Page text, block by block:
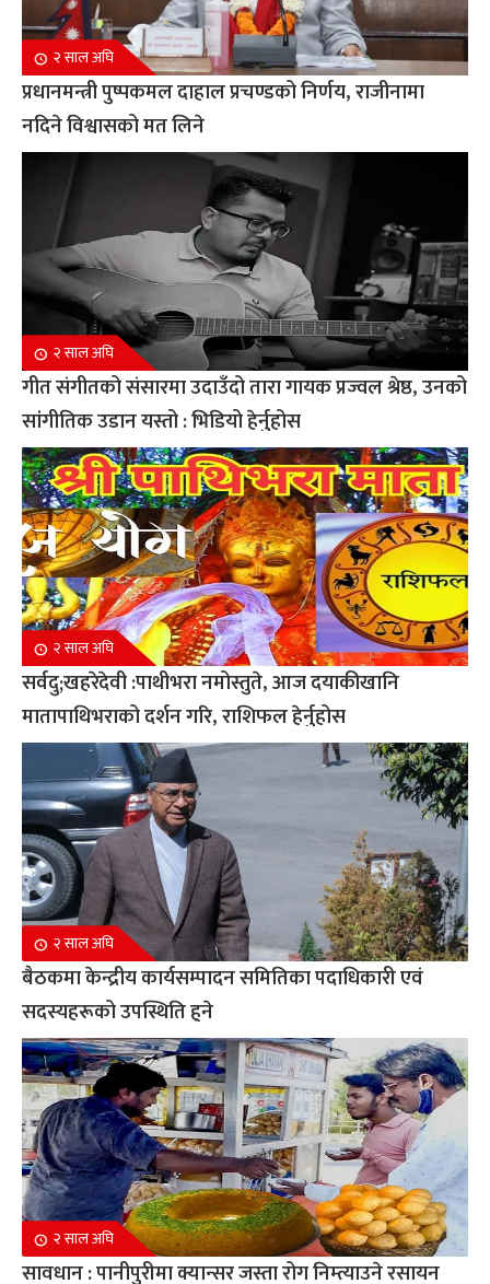
२ साल अघि
प्रधानमन्त्री पुष्पकमल दाहाल प्रचण्डको निर्णय, राजीनामा
नदिने विश्वासको मत लिने
२ साल अघि
गीत संगीतको संसारमा उदाउँदो तारा गायक प्रज्वल श्रेष्ठ, उनको
सांगीतिक उडान यस्तो : भिडियो हेर्नुहोस
२ साल अघि
सर्वदु;खहरेदेवी :पाथीभरा नमोस्तुते, आज दयाकीखानि
मातापाथिभराको दर्शन गरि, राशिफल हेर्नुहोस
२ साल अघि
बैठकमा केन्द्रीय कार्यसम्पादन समितिका पदाधिकारी एवं
सदस्यहरूको उपस्थिति हुने
२ साल अघि
सावधान : पानीपुरीमा क्यान्सर जस्ता रोग निम्त्याउने रसायन